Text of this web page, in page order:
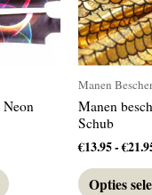
Neon
kan
gekozen
productpagina
Manen
Manen
Schub
€13.95-€
Opties